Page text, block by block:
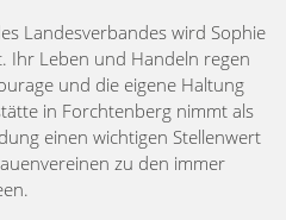
Landesverbandes wird Sophie
Ihr Leben und Handeln regen
und die eigene Haltung
in Forchtenberg nimmt als
einen wichtigen Stellenwert
zu den immer